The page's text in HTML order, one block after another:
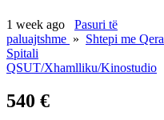
1 week ago
Pasuri të
paluajtshme » Shtepi me Qera
Spitali
QSUT/Xhamlliku/Kinostudio
540 €